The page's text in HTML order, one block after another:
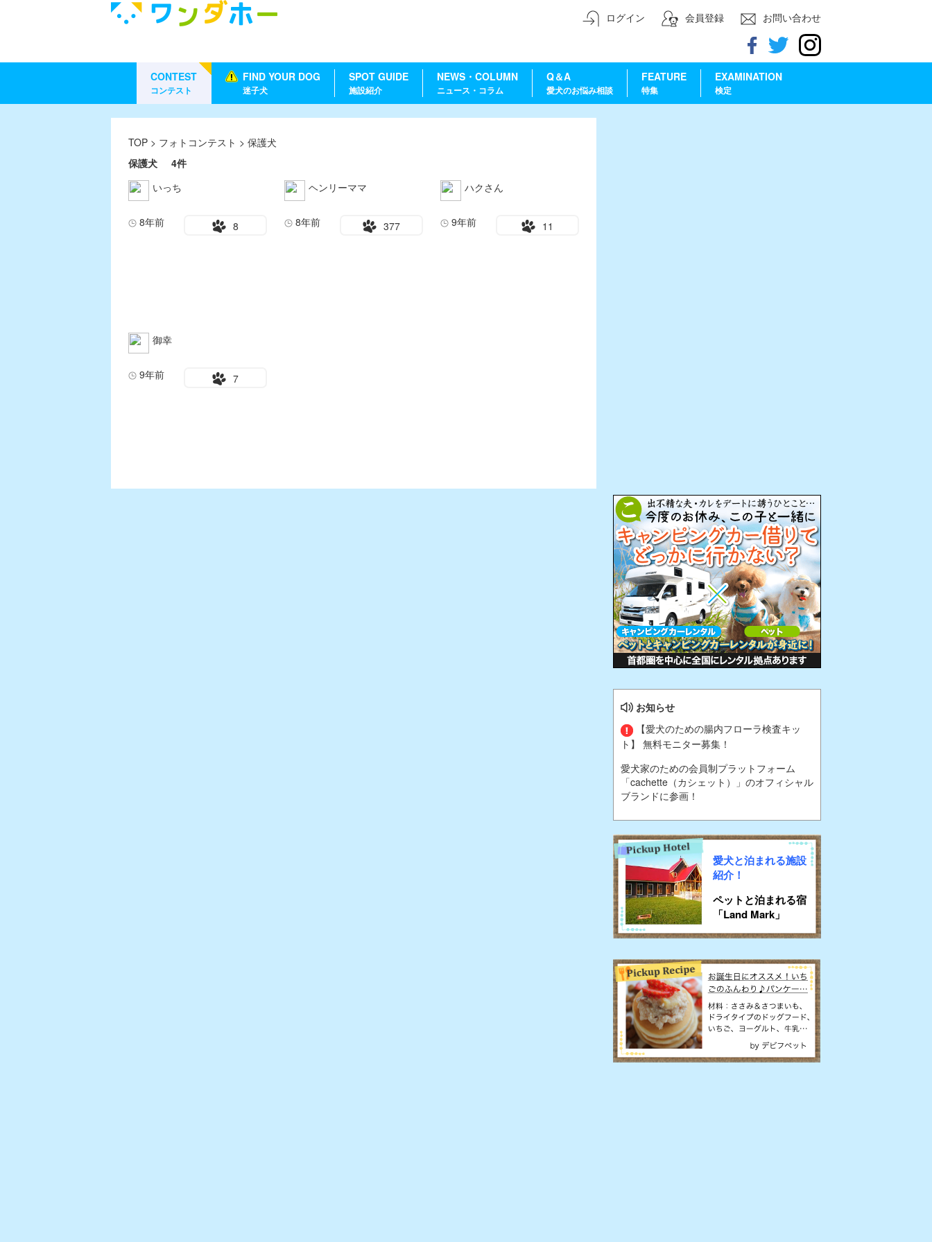
ログイン 会員登録 お問い合わせ
CONTEST
コンテスト
FIND YOUR DOG
迷子犬
SPOT GUIDE
施設紹介
NEWS・COLUMN
ニュース・コラム
Q＆A
愛犬のお悩み相談
FEATURE
特集
EXAMINATION
検定
TOP > フォトコンテスト > 保護犬
保護犬
4件
いっち
8年前 8
ヘンリーママ
8年前 377
ハクさん
9年前 11
御幸
9年前 7
お知らせ
【愛犬のための腸内フローラ検査キッ
ト】 無料モニター募集！
愛犬家のための会員制プラットフォーム
「cachette（カシェット）」のオフィシャル
ブランドに参画！
愛犬と泊まれる施設
紹介！
ペットと泊まれる宿
「Land Mark」